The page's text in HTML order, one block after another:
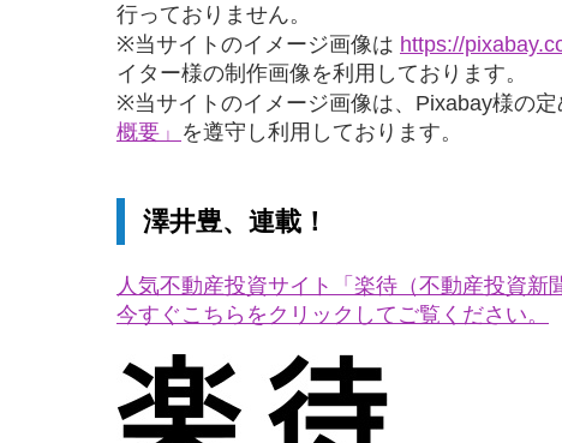
行っておりません。
※当サイトのイメージ画像は https://
イター様の制作画像を利用しております。
※当サイトのイメージ画像は、Pixabay様の定
概要」 を遵守し利用しております。
澤井豊、連載！
人気不動産投資サイト「楽待（不動産投資新
今すぐこちらをクリックしてご覧ください。